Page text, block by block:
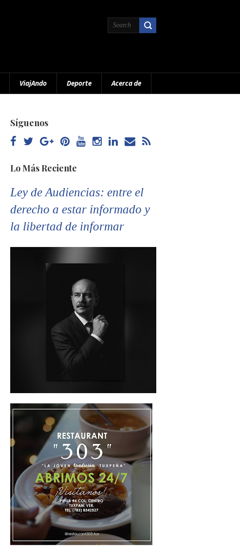
ViajAndo Deporte Acerca de
Síguenos
Lo Más Reciente
Ley de Audiencias: entre el
derecho a estar informado y
la libertad de informar